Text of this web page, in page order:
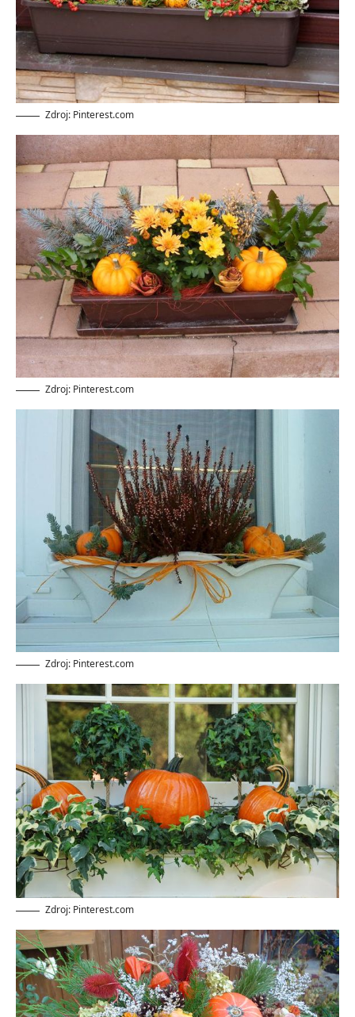
Zdroj: Pinterest.com
Zdroj: Pinterest.com
Zdroj: Pinterest.com
Zdroj: Pinterest.com